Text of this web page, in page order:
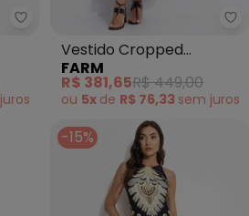
Farm - Vestido Midi Sintra
juros
Vestido Cropped
Tucanário (Preto)
FARM
R$ 381,65R$ 449,00
ou 5x de R$ 76,33 sem juros
-15%